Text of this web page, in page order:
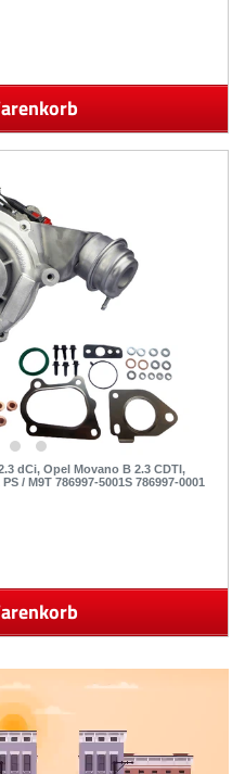
dCi, Opel Movano B 2.3 CDTI,
/ M9T 786997-5001S 786997-0001